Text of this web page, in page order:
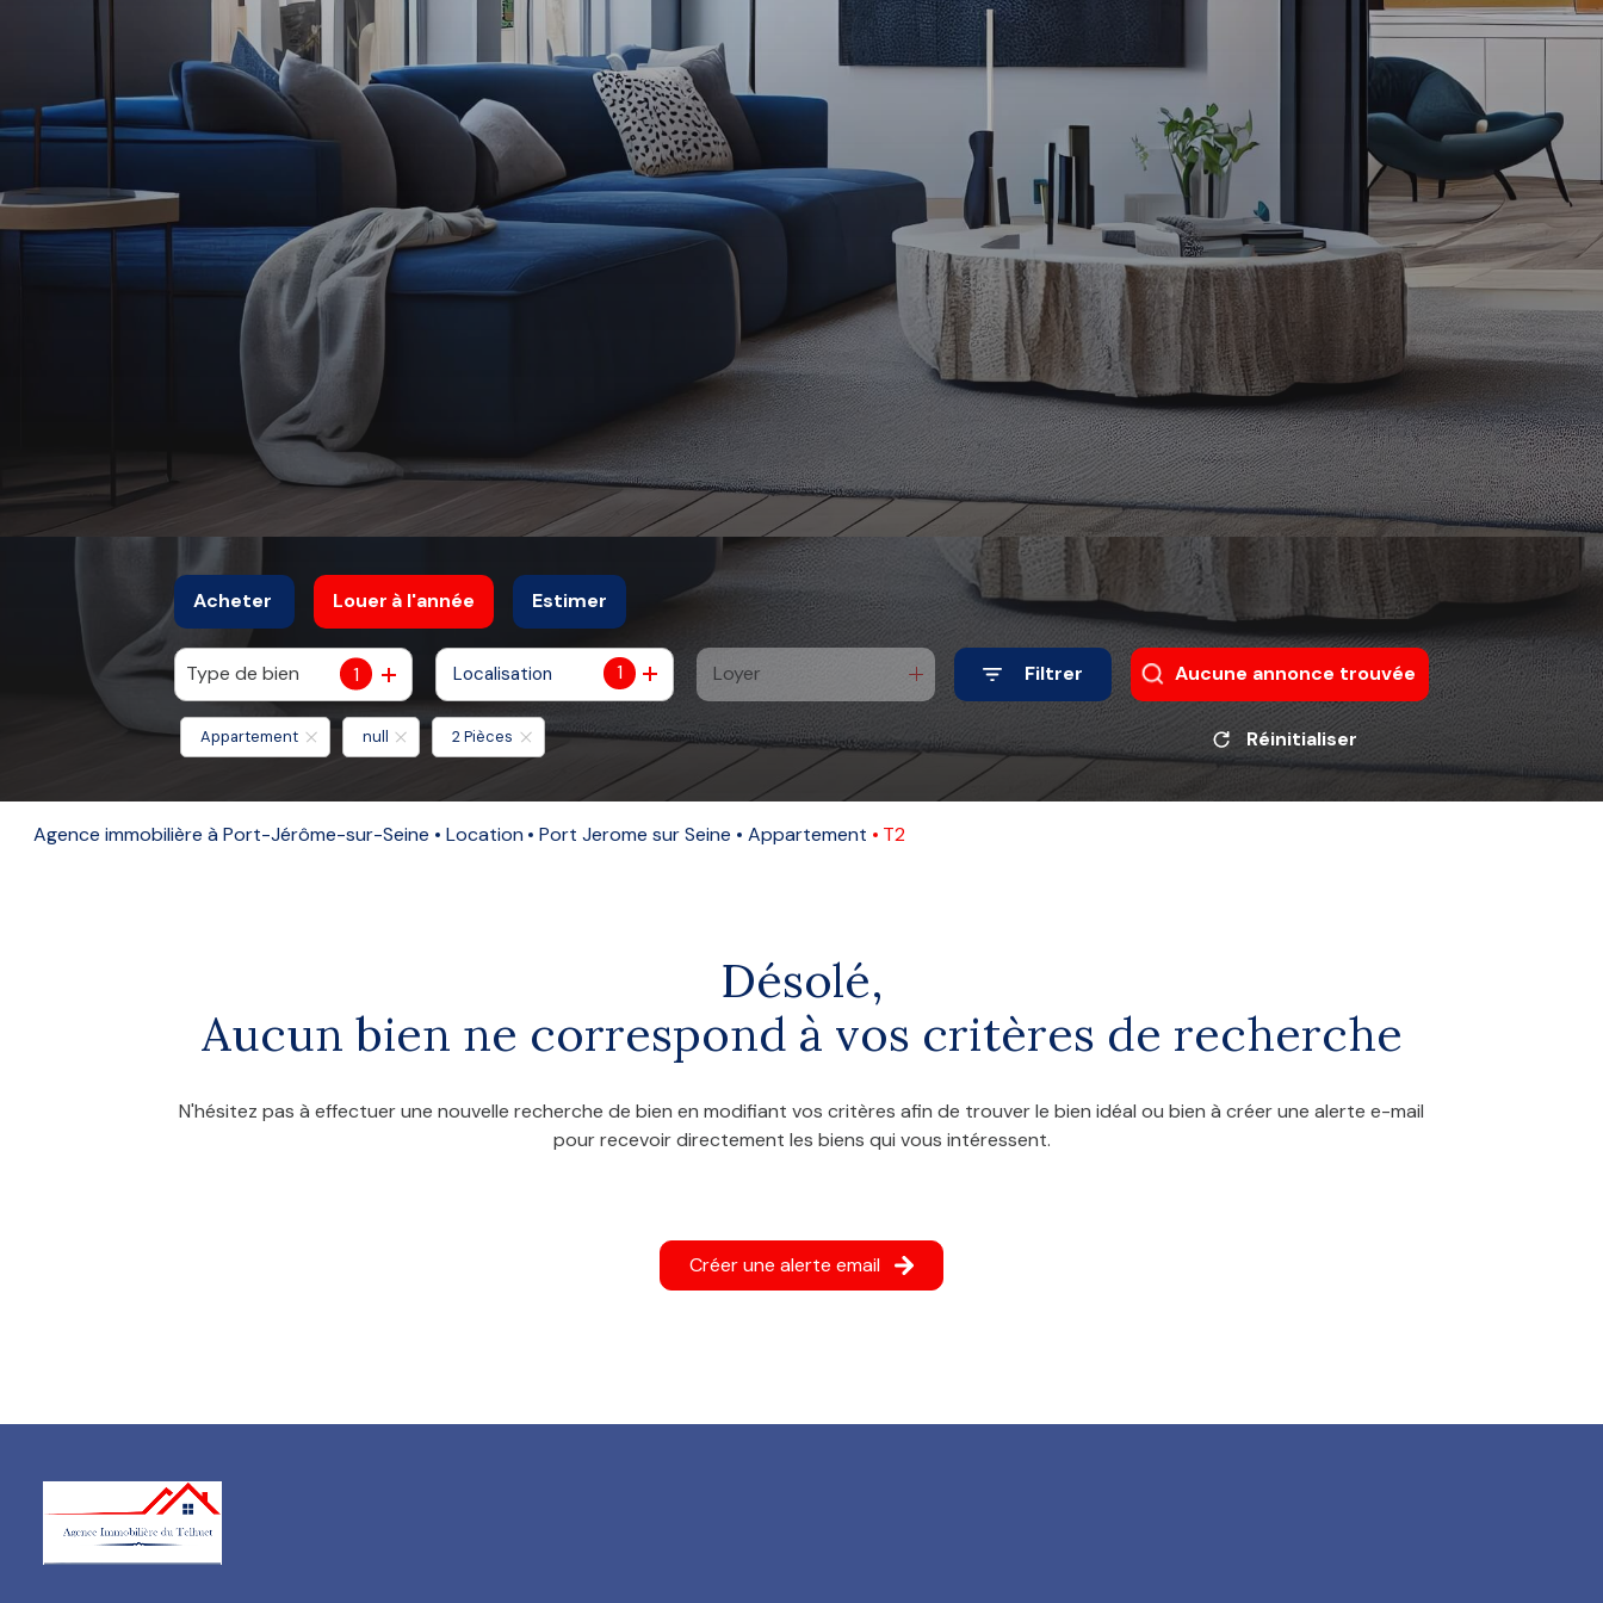
Alerte
mail
Acheter
De l'ancien
De l'immo pro
Louer à l'année
à l'année
De l'immo pro
Estimer
Type de bien 1 1
Localisation Loyer Filtrer Aucune annonce trouvée
Appartement null 2 Pièces Réinitialiser
Agence immobilière à Port-Jérôme-sur-Seine Location Port Jerome sur Seine Appartement T2
Désolé,
Aucun bien ne correspond à vos critères de recherche
N'hésitez pas à effectuer une nouvelle recherche de bien en modifiant vos critères afin de trouver le bien idéal ou bien à créer une alerte e-mail
pour recevoir directement les biens qui vous intéressent.
Créer une alerte email